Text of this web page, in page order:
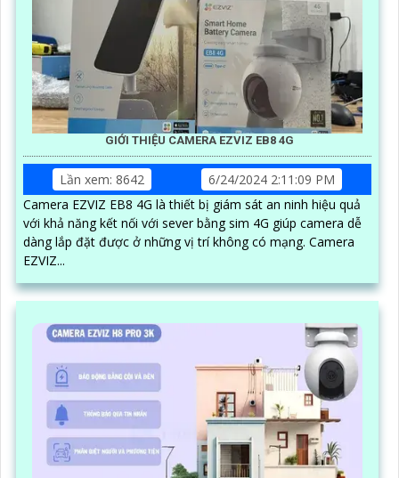
GIỚI THIỆU CAMERA EZVIZ EB8 4G
Lần xem: 8642
6/24/2024 2:11:09 PM
Camera EZVIZ EB8 4G là thiết bị giám sát an ninh hiệu quả
với khả năng kết nối với sever bằng sim 4G giúp camera dễ
dàng lắp đặt được ở những vị trí không có mạng. Camera
EZVIZ...